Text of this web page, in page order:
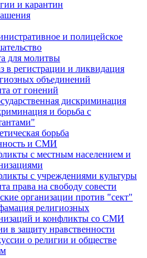
и карантин
и полицейское
для молитвы
в регистрации и ликвидация
объединений
от гонений
дискриминация
и борьба с
борьба
и СМИ
с местным населением и
с учреждениями культуры
права на свободу совести
организации против "сект"
религиозных
и конфликты со СМИ
в защиту нравственности
о религии и обществе